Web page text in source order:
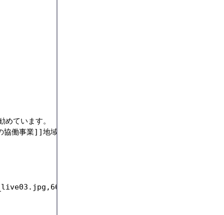
めています。
働事業]]地域資源についての研究を行い文化祭にあわせて発